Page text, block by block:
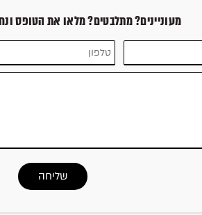
מעוניינים? מתלבטים? מלאו את הטופס